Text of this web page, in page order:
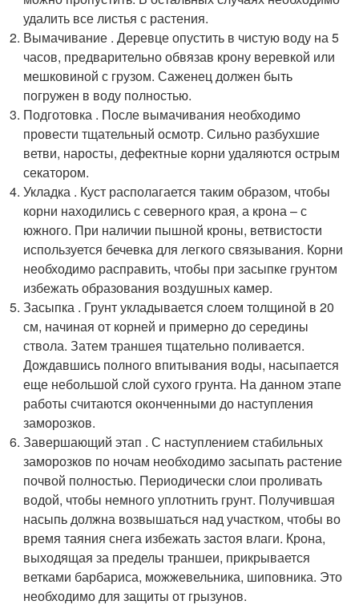
удалить все листья с растения.
Вымачивание . Деревце опустить в чистую воду на 5
часов, предварительно обвязав крону веревкой или
мешковиной с грузом. Саженец должен быть
погружен в воду полностью.
Подготовка . После вымачивания необходимо
провести тщательный осмотр. Сильно разбухшие
ветви, наросты, дефектные корни удаляются острым
секатором.
Укладка . Куст располагается таким образом, чтобы
корни находились с северного края, а крона – с
южного. При наличии пышной кроны, ветвистости
используется бечевка для легкого связывания. Корни
необходимо расправить, чтобы при засыпке грунтом
избежать образования воздушных камер.
Засыпка . Грунт укладывается слоем толщиной в 20
см, начиная от корней и примерно до середины
ствола. Затем траншея тщательно поливается.
Дождавшись полного впитывания воды, насыпается
еще небольшой слой сухого грунта. На данном этапе
работы считаются оконченными до наступления
заморозков.
Завершающий этап . С наступлением стабильных
заморозков по ночам необходимо засыпать растение
почвой полностью. Периодически слои проливать
водой, чтобы немного уплотнить грунт. Получившая
насыпь должна возвышаться над участком, чтобы во
время таяния снега избежать застоя влаги. Крона,
выходящая за пределы траншеи, прикрывается
ветками барбариса, можжевельника, шиповника. Это
необходимо для защиты от грызунов.